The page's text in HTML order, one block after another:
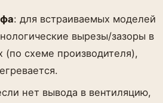
: для встраиваемых моделей
вырезы/зазоры в
(по схеме производителя),
нет вывода в вентиляцию,